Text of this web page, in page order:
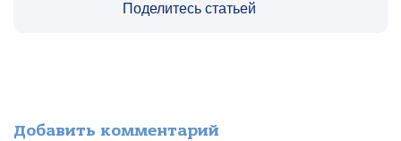
Поделитесь статьей
Добавить комментарий